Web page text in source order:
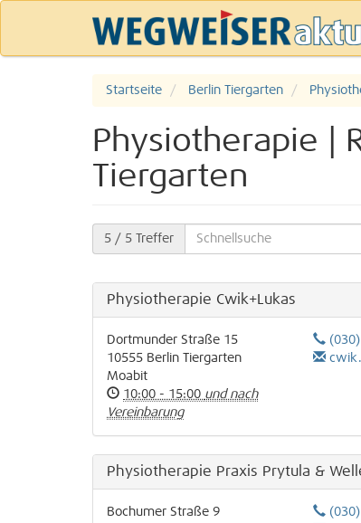
Startseite Berlin Tiergarten
Physiotherapie |
Tiergarten
5 / 5 Treffer
Physiotherapie Cwik+Lukas
Dortmunder Straße 15
10555 Berlin
Tiergarten
Moabit
10:00 - 15:00 und nach
Vereinbarung
Physiotherapie Praxis Prytula &
Bochumer Straße 9